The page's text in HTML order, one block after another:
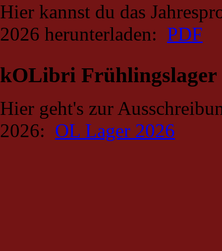
Hier kannst du das
2026 herunterladen: PDF
kOLibri Frühlingslager
Hier geht's zur
2026: OL Lager 2026